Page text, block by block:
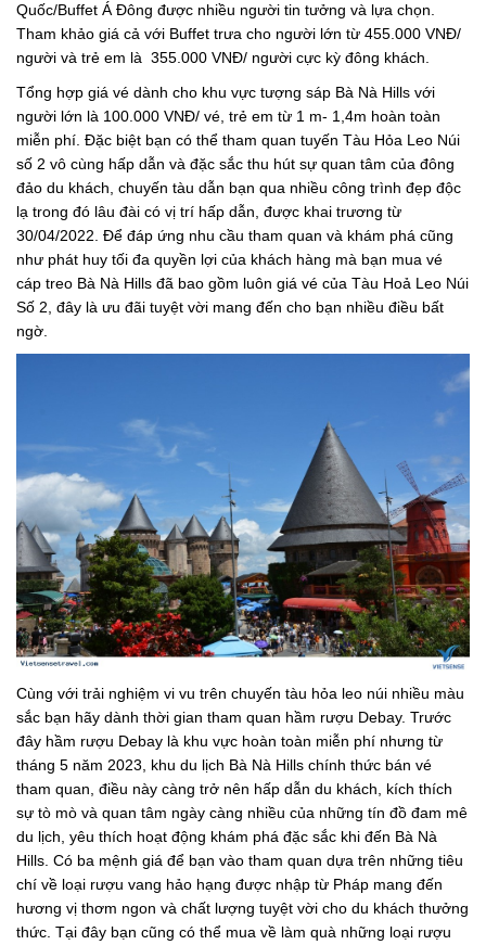
Quốc/Buffet Á Đông được nhiều người tin tưởng và lựa chọn.
Tham khảo giá cả với Buffet trưa cho người lớn từ 455.000 VNĐ/
người và trẻ em là 355.000 VNĐ/ người cực kỳ đông khách.
Tổng hợp giá vé dành cho khu vực tượng sáp Bà Nà Hills với
người lớn là 100.000 VNĐ/ vé, trẻ em từ 1 m- 1,4m hoàn toàn
miễn phí. Đặc biệt bạn có thể tham quan tuyến Tàu Hỏa Leo Núi
số 2 vô cùng hấp dẫn và đặc sắc thu hút sự quan tâm của đông
đảo du khách, chuyến tàu dẫn bạn qua nhiều công trình đẹp độc
lạ trong đó lâu đài có vị trí hấp dẫn, được khai trương từ
30/04/2022. Để đáp ứng nhu cầu tham quan và khám phá cũng
như phát huy tối đa quyền lợi của khách hàng mà bạn mua vé
cáp treo Bà Nà Hills đã bao gồm luôn giá vé của Tàu Hoả Leo Núi
Số 2, đây là ưu đãi tuyệt vời mang đến cho bạn nhiều điều bất
ngờ.
Cùng với trải nghiệm vi vu trên chuyến tàu hỏa leo núi nhiều màu
sắc bạn hãy dành thời gian tham quan hầm rượu Debay. Trước
đây hầm rượu Debay là khu vực hoàn toàn miễn phí nhưng từ
tháng 5 năm 2023, khu du lịch Bà Nà Hills chính thức bán vé
tham quan, điều này càng trở nên hấp dẫn du khách, kích thích
sự tò mò và quan tâm ngày càng nhiều của những tín đồ đam mê
du lịch, yêu thích hoạt động khám phá đặc sắc khi đến Bà Nà
Hills. Có ba mệnh giá để bạn vào tham quan dựa trên những tiêu
chí về loại rượu vang hảo hạng được nhập từ Pháp mang đến
hương vị thơm ngon và chất lượng tuyệt vời cho du khách thưởng
thức. Tại đây bạn cũng có thể mua về làm quà những loại rượu